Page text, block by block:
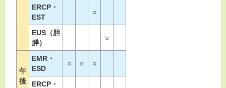
ERCP・
EST
○
EUS（胆
膵）
○
午
後
EMR・
ESD
○ ○ ○
ERCP・